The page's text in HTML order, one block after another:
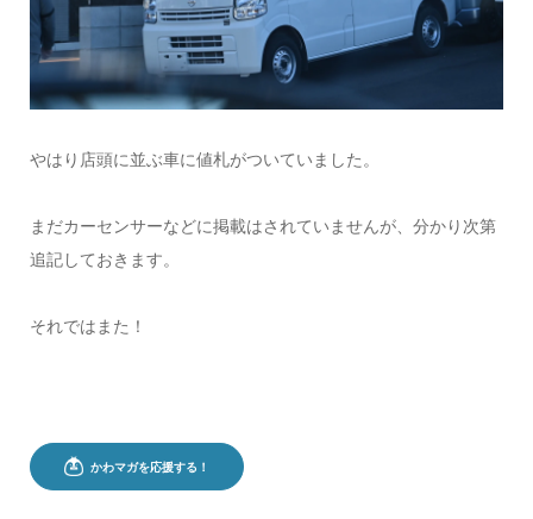
やはり店頭に並ぶ車に値札がついていました。
まだカーセンサーなどに掲載はされていませんが、分かり次第
追記しておきます。
それではまた！